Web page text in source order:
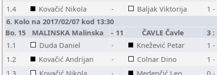
1.4
Kovačić Nikola - Baljak Viktorija
1 -
6. Kolo na 2017/02/07 kod 13:30
Bo. 15 MALINSKA Malinska - 11 ČAVLE Čavle
3 :
1.1
Duda Daniel - Knežević Petar
1 -
1.2
Kovačić Andrijan - Colnar Dino
1 -
1.3
Kovačić Nikola - Medenčić Leo
0 -